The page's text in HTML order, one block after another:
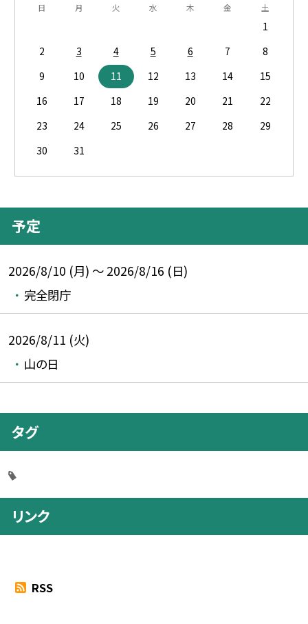
日 月 火 水 木 金 土
1
2
3 4 5 6 7
8
9
10 11 12 13 14
15
16
17 18 19 20 21
22
23
24 25 26 27 28
29
30
31
予定
2026/8/10 (月) ～ 2026/8/16 (日)
完全閉庁
2026/8/11 (火)
山の日
タグ
リンク
RSS